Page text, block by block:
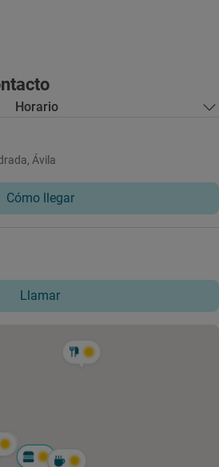
Horario
Ávila
Cómo llegar
Llamar